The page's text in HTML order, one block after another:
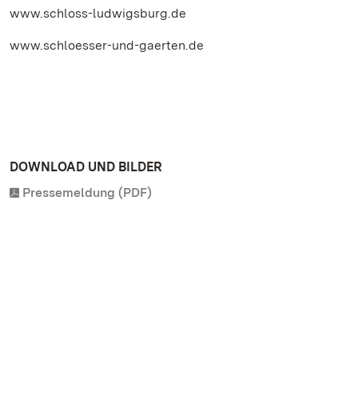
www.schloss-ludwigsburg.de
www.schloesser-und-gaerten.de
DOWNLOAD UND BILDER
Pressemeldung (PDF)